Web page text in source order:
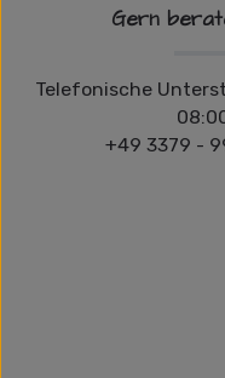
Gern
Telefonische
+49 3379 -